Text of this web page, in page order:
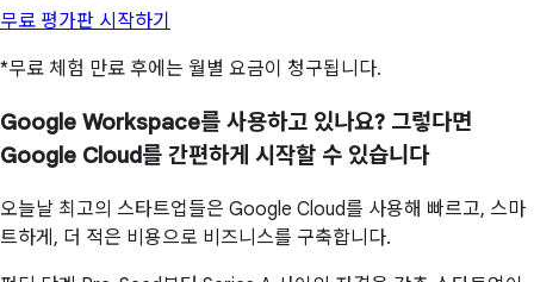
무료 평가판 시작하기
*무료 체험 만료 후에는 월별 요금이 청구됩니다.
Google Workspace를 사용하고 있나요? 그렇다면
Google Cloud를 간편하게 시작할 수 있습니다
오늘날 최고의 스타트업들은 Google Cloud를 사용해 빠르고, 스마
트하게, 더 적은 비용으로 비즈니스를 구축합니다.